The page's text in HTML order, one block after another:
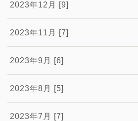
2023年12月 [9]
2023年11月 [7]
2023年9月 [6]
2023年8月 [5]
2023年7月 [7]